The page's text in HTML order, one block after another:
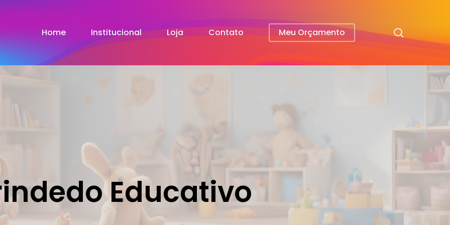
Home Institucional Loja Contato Meu Orçamento
Educativo